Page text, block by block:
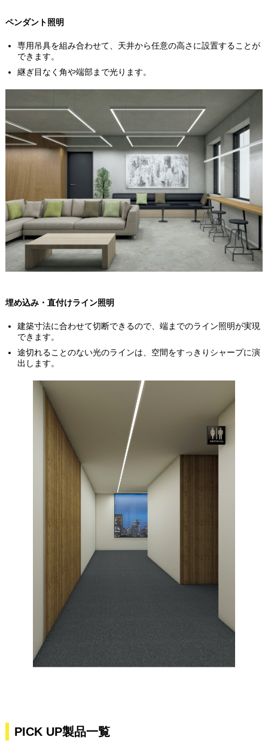
ペンダント照明
専用吊具を組み合わせて、天井から任意の高さに設置することが
できます。
継ぎ目なく角や端部まで光ります。
埋め込み・直付けライン照明
建築寸法に合わせて切断できるので、端までのライン照明が実現
できます。
途切れることのない光のラインは、空間をすっきりシャープに演
出します。
PICK UP製品一覧